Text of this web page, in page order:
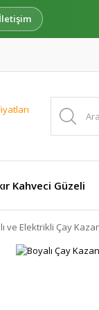
İletişim
Kahveci Güzeli
ve Elektrikli Çay